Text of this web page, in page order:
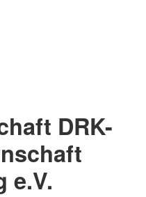
DRK-
e.V.